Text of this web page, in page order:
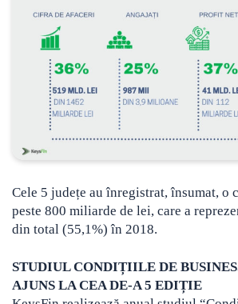
Cele 5 județe au înregistrat, însumat, o
peste 800 miliarde de lei, care a
din total (55,1%) în 2018.
STUDIUL CONDIȚIILE DE
AJUNS LA CEA DE-A 5 EDIȚIE